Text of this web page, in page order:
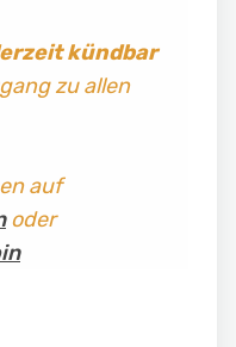
kündbar
zu allen
auf
oder